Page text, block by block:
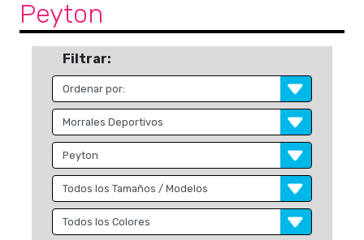
Peyton
Filtrar: